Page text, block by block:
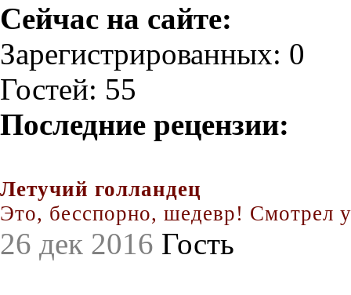
Сейчас на сайте:
Зарегистрированных: 0
Гостей: 55
Последние рецензии:
Летучий голландец
Это, бесспорно, шедевр! Смотрел
26 дек 2016 Гость